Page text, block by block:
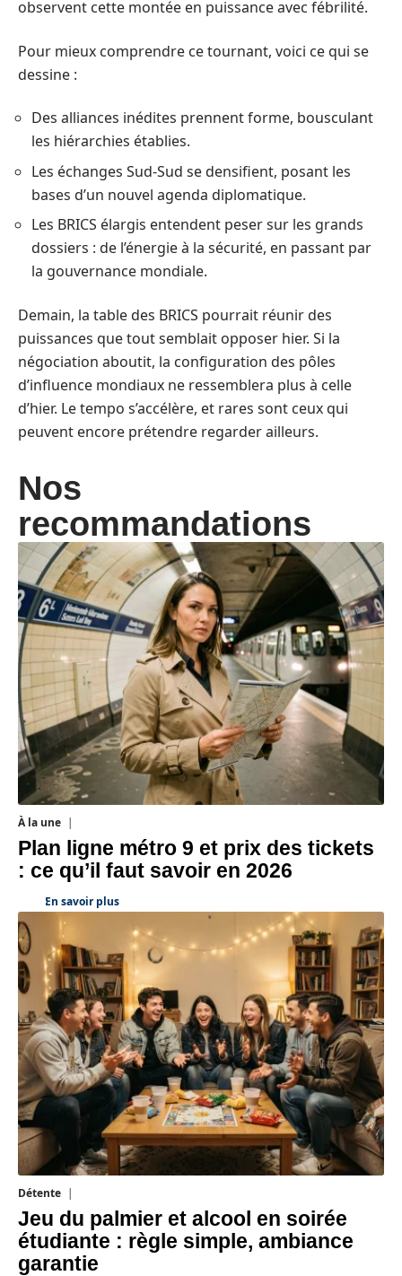
observent cette montée en puissance avec fébrilité.
Pour mieux comprendre ce tournant, voici ce qui se
dessine :
Des alliances inédites prennent forme, bousculant
les hiérarchies établies.
Les échanges Sud-Sud se densifient, posant les
bases d’un nouvel agenda diplomatique.
Les BRICS élargis entendent peser sur les grands
dossiers : de l’énergie à la sécurité, en passant par
la gouvernance mondiale.
Demain, la table des BRICS pourrait réunir des
puissances que tout semblait opposer hier. Si la
négociation aboutit, la configuration des pôles
d’influence mondiaux ne ressemblera plus à celle
d’hier. Le tempo s’accélère, et rares sont ceux qui
peuvent encore prétendre regarder ailleurs.
Nos
recommandations
À la une
Plan ligne métro 9 et prix des tickets
: ce qu’il faut savoir en 2026
En savoir plus
Détente
Jeu du palmier et alcool en soirée
étudiante : règle simple, ambiance
garantie